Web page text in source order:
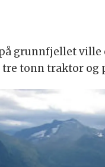
grunnfjellet
tonn traktor og